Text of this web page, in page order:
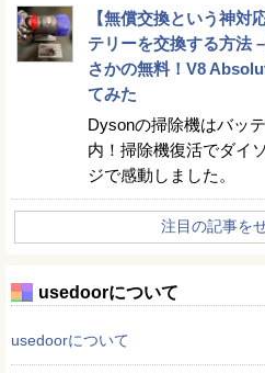
【無償交換という神対
テリーを交換する方法
さかの無料！V8
てみた
Dysonの掃除機はバッ
内！掃除機復活でダイ
ジで感動しました。
注目の記事を
usedoorについて
usedoorについて